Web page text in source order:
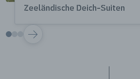
Zeeländische Deich-Suiten
VOLGENDE